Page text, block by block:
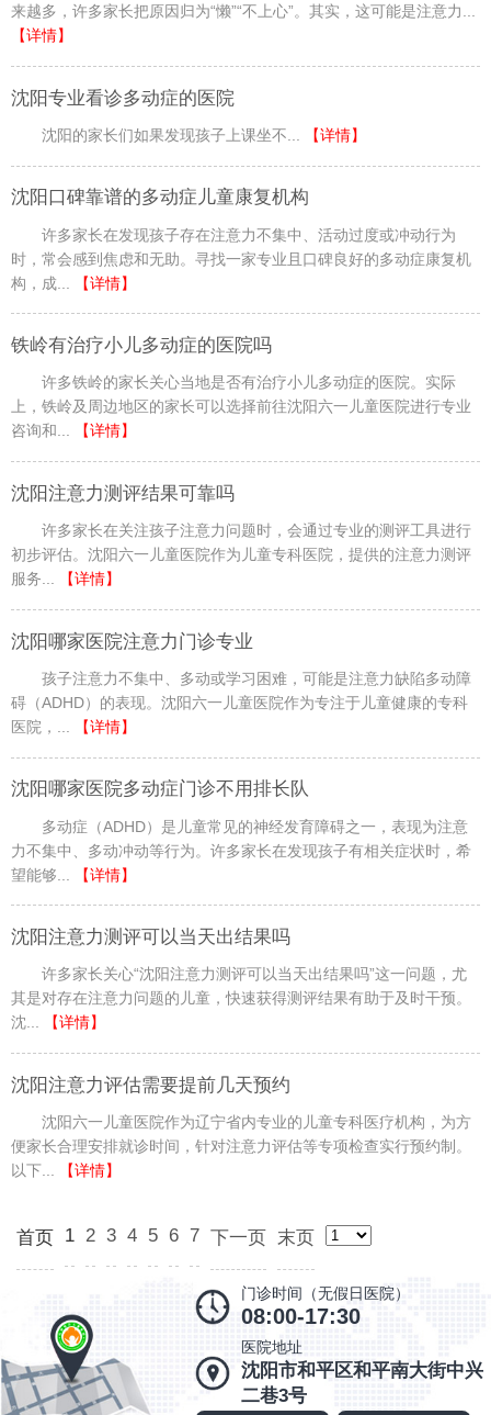
来越多，许多家长把原因归为“懒”“不上心”。其实，这可能是注意力...
【详情】
沈阳专业看诊多动症的医院
沈阳的家长们如果发现孩子上课坐不... 【详情】
沈阳口碑靠谱的多动症儿童康复机构
许多家长在发现孩子存在注意力不集中、活动过度或冲动行为
时，常会感到焦虑和无助。寻找一家专业且口碑良好的多动症康复机
构，成...
【详情】
铁岭有治疗小儿多动症的医院吗
许多铁岭的家长关心当地是否有治疗小儿多动症的医院。实际
上，铁岭及周边地区的家长可以选择前往沈阳六一儿童医院进行专业
咨询和...
【详情】
沈阳注意力测评结果可靠吗
许多家长在关注孩子注意力问题时，会通过专业的测评工具进行
初步评估。沈阳六一儿童医院作为儿童专科医院，提供的注意力测评
服务...
【详情】
沈阳哪家医院注意力门诊专业
孩子注意力不集中、多动或学习困难，可能是注意力缺陷多动障
碍（ADHD）的表现。沈阳六一儿童医院作为专注于儿童健康的专科
医院，...
【详情】
沈阳哪家医院多动症门诊不用排长队
多动症（ADHD）是儿童常见的神经发育障碍之一，表现为注意
力不集中、多动冲动等行为。许多家长在发现孩子有相关症状时，希
望能够...
【详情】
沈阳注意力测评可以当天出结果吗
许多家长关心“沈阳注意力测评可以当天出结果吗”这一问题，尤
其是对存在注意力问题的儿童，快速获得测评结果有助于及时干预。
沈...
【详情】
沈阳注意力评估需要提前几天预约
沈阳六一儿童医院作为辽宁省内专业的儿童专科医疗机构，为方
便家长合理安排就诊时间，针对注意力评估等专项检查实行预约制。
以下...
【详情】
首页 1 2 3 4 5 6 7 下一页 末页
门诊时间（无假日医院）
08:00-17:30
医院地址
沈阳市和平区和平南大街中兴
二巷3号